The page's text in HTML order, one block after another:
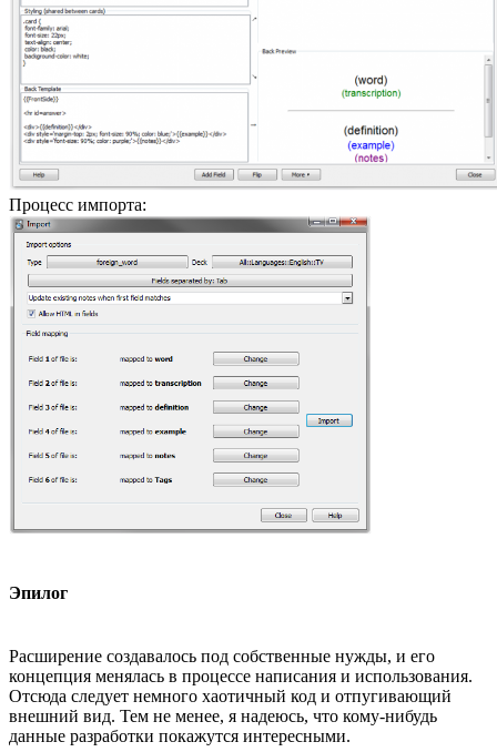
Процесс импорта:
Эпилог
Расширение создавалось под собственные нужды, и его
концепция менялась в процессе написания и использования.
Отсюда следует немного хаотичный код и отпугивающий
внешний вид. Тем не менее, я надеюсь, что кому-нибудь
данные разработки покажутся интересными.